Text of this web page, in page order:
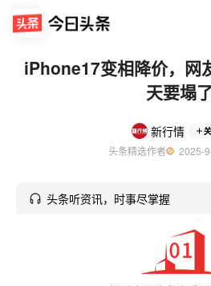
iPhone17变相降价，网
天要塌
新行情
头条精选作者
头条听资讯，时事尽掌握